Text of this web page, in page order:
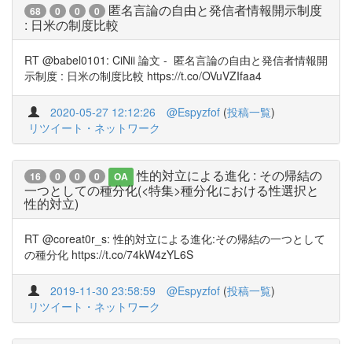
68 0 0 0
匿名言論の自由と発信者情報開示制度
: 日米の制度比較
RT @babel0101: CiNii 論文 - 匿名言論の自由と発信者情報開
示制度 : 日米の制度比較 https://t.co/OVuVZIfaa4
2020-05-27 12:12:26 @Espyzfof (投稿一覧)
リツイート・ネットワーク
16 0 0 0 OA
性的対立による進化 : その帰結の
一つとしての種分化(<特集>種分化における性選択と
性的対立)
RT @coreat0r_s: 性的対立による進化:その帰結の一つとして
の種分化 https://t.co/74kW4zYL6S
2019-11-30 23:58:59 @Espyzfof (投稿一覧)
リツイート・ネットワーク